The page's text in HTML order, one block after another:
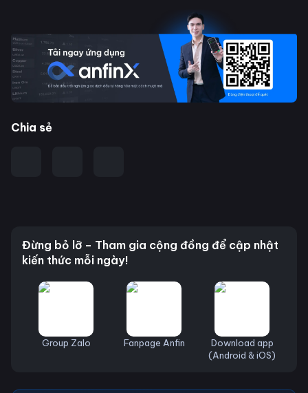
Chia sẻ
Đừng bỏ lỡ – Tham gia cộng đồng để cập nhật
kiến thức mỗi ngày!
Group Zalo Fanpage Anfin
Download app
(Android & iOS)